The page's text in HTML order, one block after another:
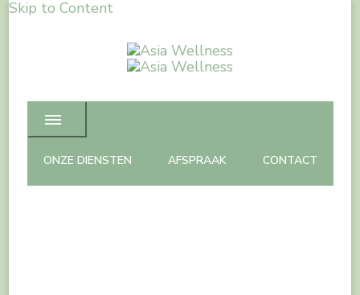
Skip to Content
Asia Wellness
Spa Massage & Beauty care
ONZE DIENSTEN AFSPRAAK CONTACT